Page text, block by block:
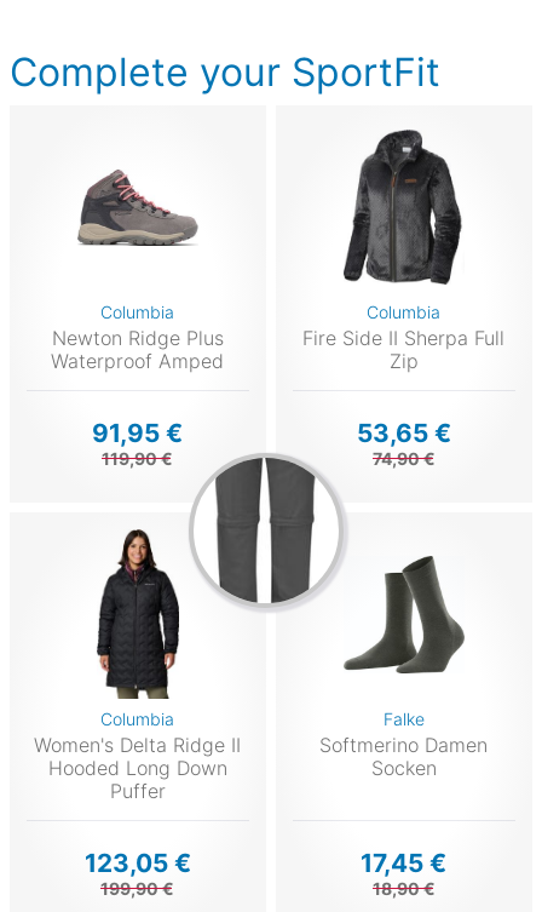
Complete your SportFit
Columbia
Newton Ridge Plus
Waterproof Amped
91,95 €
119,90 €
Columbia
Fire Side II Sherpa Full
Zip
53,65 €
74,90 €
Columbia
Women's Delta Ridge II
Hooded Long Down
Puffer
123,05 €
199,90 €
Falke
Softmerino Damen
Socken
17,45 €
18,90 €